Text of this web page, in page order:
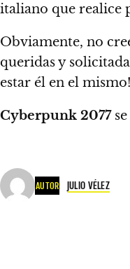
italiano que realice
Obviamente, no
queridas y
estar él en el mismo!
Cyberpunk 2077
AUTOR JULIO VÉLEZ